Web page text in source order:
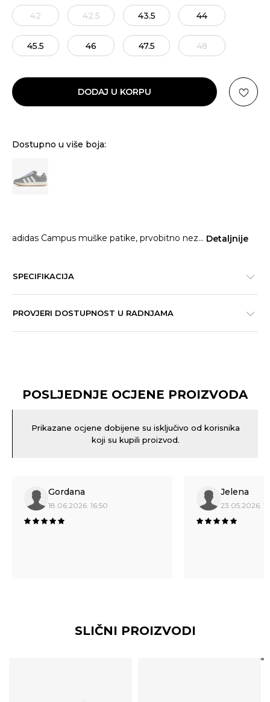
42 42.5 43.5 44
45.5 46 47.5 48
DODAJ U KORPU
Dostupno u više boja:
adidas Campus muške patike, prvobitno nez... Detaljnije
SPECIFIKACIJA
PROVJERI DOSTUPNOST U RADNJAMA
POSLJEDNJE OCJENE PROIZVODA
Prikazane ocjene dobijene su isključivo od korisnika
koji su kupili proizvod.
Gordana
18.06.2026. 16:50
Jelena
23.05.2026.
SLIČNI PROIZVODI